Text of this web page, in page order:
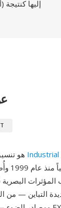
إليها كنتيجة (أكثر من
المؤثرات
— من